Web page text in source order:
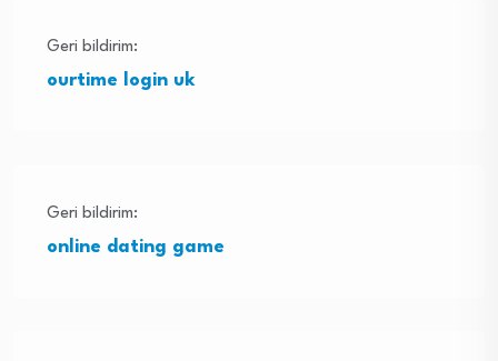
Geri bildirim:
ourtime login uk
Geri bildirim:
online dating game